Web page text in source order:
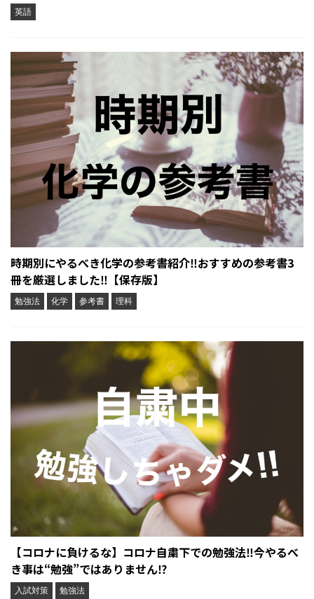
英語
時期別にやるべき化学の参考書紹介‼︎おすすめの参考書3
冊を厳選しました‼︎【保存版】
勉強法 化学 参考書 理科
【コロナに負けるな】コロナ自粛下での勉強法‼︎今やるべ
き事は“勉強”ではありません⁉︎
入試対策 勉強法